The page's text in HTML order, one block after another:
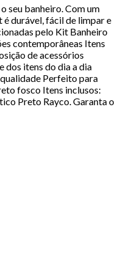
seu banheiro. Com um
durável, fácil de limpar e
pelo Kit Banheiro
contemporâneas Itens
de acessórios
dos itens do dia a dia
Perfeito para
fosco Itens inclusos:
Preto Rayco. Garanta o